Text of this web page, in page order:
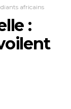
africains
: